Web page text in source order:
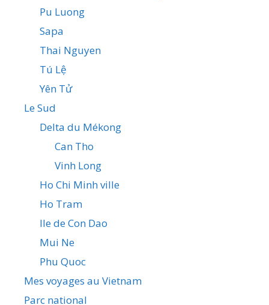
Pu Luong
Sapa
Thai Nguyen
Tú Lệ
Yên Tử
Le Sud
Delta du Mékong
Can Tho
Vinh Long
Ho Chi Minh ville
Ho Tram
Ile de Con Dao
Mui Ne
Phu Quoc
Mes voyages au Vietnam
Parc national